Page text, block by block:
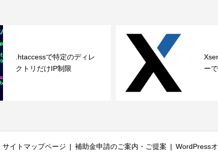
.htaccessで特定のディレ
クトリだけIP制限
ー
サイトマップページ 補助金申請のご案内・ご提案 WordPress